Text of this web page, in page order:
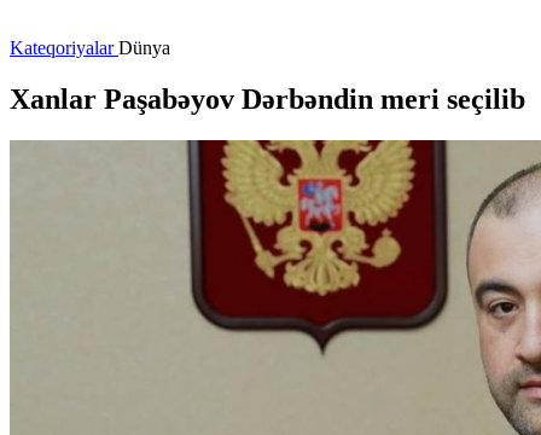
KateqoriyalarDünya
Xanlar Paşabəyov Dərbəndin meri seçilib